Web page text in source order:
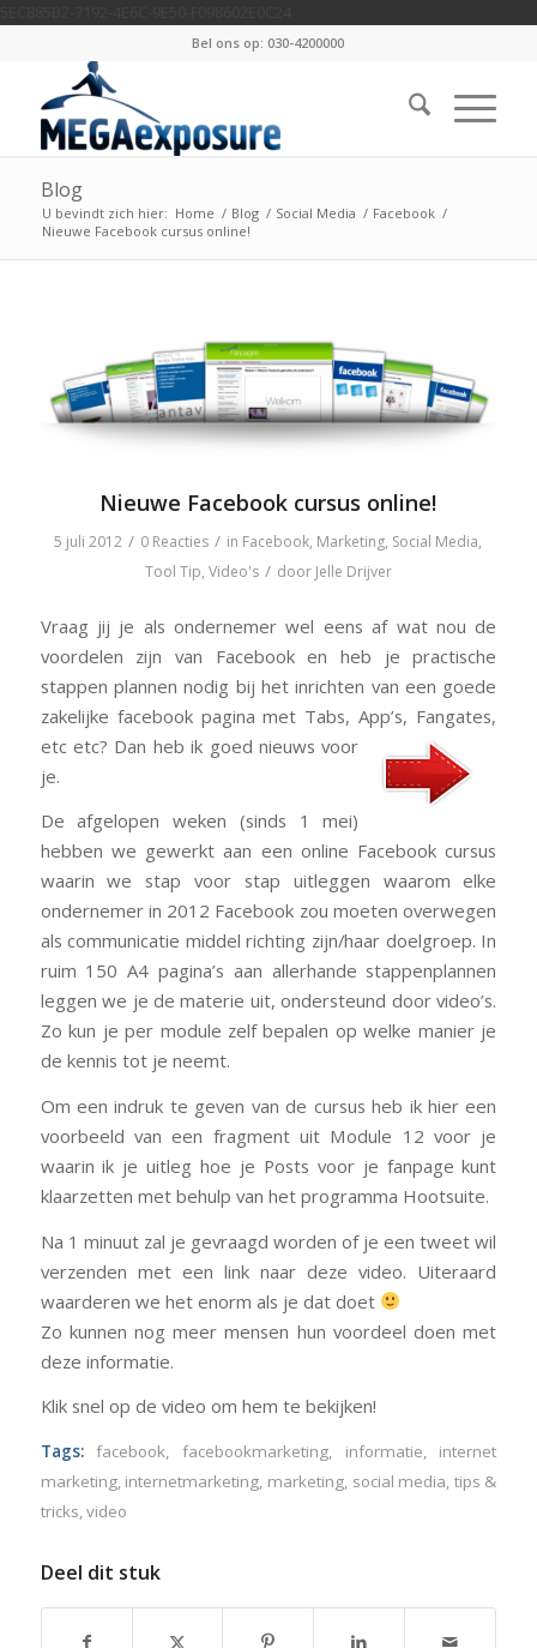
Bel ons op: 030-4200000
Blog
U bevindt zich hier: Home / Blog / Social Media / Facebook /
Nieuwe Facebook cursus online!
Nieuwe Facebook cursus online!
5 juli 2012 / 0 Reacties / in Facebook, Marketing, Social Media,
Tool Tip, Video's / door Jelle Drijver
Vraag jij je als ondernemer wel eens af wat nou de
voordelen zijn van Facebook en heb je practische
stappen plannen nodig bij het inrichten van een goede
zakelijke facebook pagina met Tabs, App’s, Fangates,
etc etc? Dan heb ik goed nieuws voor
je.
De afgelopen weken (sinds 1 mei)
hebben we gewerkt aan een online Facebook cursus
waarin we stap voor stap uitleggen waarom elke
ondernemer in 2012 Facebook zou moeten overwegen
als communicatie middel richting zijn/haar doelgroep. In
ruim 150 A4 pagina’s aan allerhande stappenplannen
leggen we je de materie uit, ondersteund door video’s.
Zo kun je per module zelf bepalen op welke manier je
de kennis tot je neemt.
Om een indruk te geven van de cursus heb ik hier een
voorbeeld van een fragment uit Module 12 voor je
waarin ik je uitleg hoe je Posts voor je fanpage kunt
klaarzetten met behulp van het programma Hootsuite.
Na 1 minuut zal je gevraagd worden of je een tweet wil
verzenden met een link naar deze video. Uiteraard
waarderen we het enorm als je dat doet
Zo kunnen nog meer mensen hun voordeel doen met
deze informatie.
Klik snel op de video om hem te bekijken!
Tags: facebook, facebookmarketing, informatie, internet
marketing, internetmarketing, marketing, social media, tips &
tricks,video
Deel dit stuk